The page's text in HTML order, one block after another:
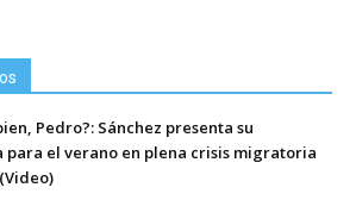
Pedro?: Sánchez presenta su
para el verano en plena crisis migratoria